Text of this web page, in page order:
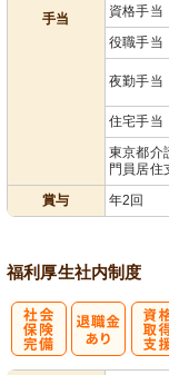
手当
資格手当
役職手当
夜勤手当
住宅手当
東京都介
門員居住
賞与 年2回
福利厚生社内制度